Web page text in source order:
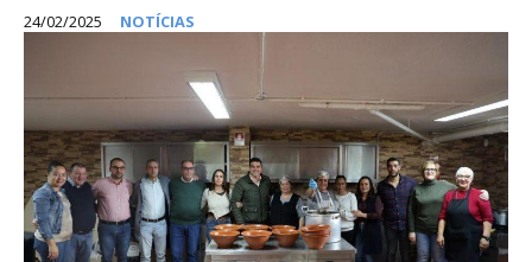
24/02/2025 NOTÍCIAS